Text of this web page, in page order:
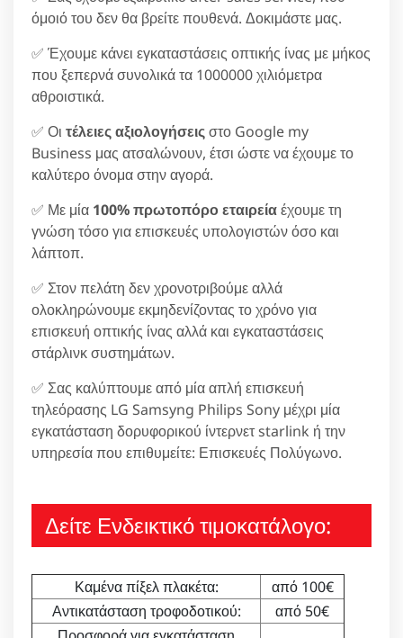
όμοιό του δεν θα βρείτε πουθενά. Δοκιμάστε μας.
✅ Έχουμε κάνει εγκαταστάσεις οπτικής ίνας με μήκος
που ξεπερνά συνολικά τα 1000000 χιλιόμετρα
αθροιστικά.
✅ Οι τέλειες αξιολογήσειςστο Google my
Business μας ατσαλώνουν, έτσι ώστε να έχουμε το
καλύτερο όνομα στην αγορά.
✅ Με μία 100% πρωτοπόρο εταιρείαέχουμε τη
γνώση τόσο για επισκευές υπολογιστών όσο και
λάπτοπ.
✅ Στον πελάτη δεν χρονοτριβούμε αλλά
ολοκληρώνουμε εκμηδενίζοντας το χρόνο για
επισκευή οπτικής ίνας αλλά και εγκαταστάσεις
στάρλινκ συστημάτων.
✅ Σας καλύπτουμε από μία απλή επισκευή
τηλεόρασης LG Samsyng Philips Sony μέχρι μία
εγκατάσταση δορυφορικού ίντερνετ starlink ή την
υπηρεσία που επιθυμείτε: Επισκευές Πολύγωνο.
Δείτε Ενδεικτικό τιμοκατάλογο:
Καμένα πίξελ πλακέτα:
από 100€
Αντικατάσταση τροφοδοτικού:
από 50€